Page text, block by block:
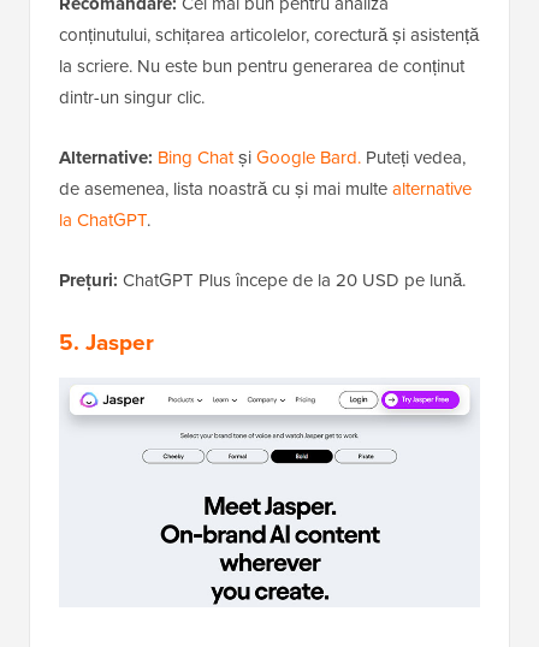
conținutului, schițarea articolelor, corectură și asistență
la scriere. Nu este bun pentru generarea de conținut
dintr-un singur clic.
Alternative: Bing ChatșiGoogle Bard. Puteți vedea,
de asemenea, lista noastră cu și mai multealternative
la ChatGPT.
Prețuri: ChatGPT Plus începe de la 20 USD pe lună.
5. Jasper